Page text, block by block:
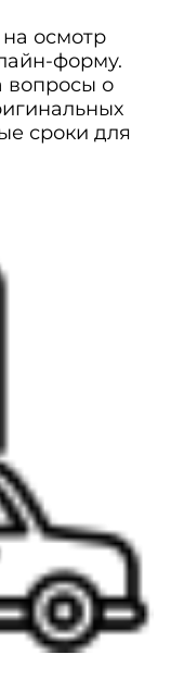
осмотр
форму.
вопросы о
сроки для